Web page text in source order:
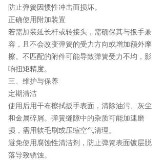
防止弹簧因惯性冲击而损坏。
正确使用附加装置
若需加装延长杆或转接头，需确保其与扳手兼
容，且不会改变弹簧的受力方向或增加额外摩
擦。不匹配的附件可能导致弹簧受力不均，影
响扭矩精度。
三、维护与保养
定期清洁
使用后用干布擦拭扳手表面，清除油污、灰尘
和金属碎屑。弹簧缝隙中的杂质可能加速磨
损，需用软毛刷或压缩空气清理。
避免使用腐蚀性清洁剂，防止弹簧表面镀层脱
落导致锈蚀。